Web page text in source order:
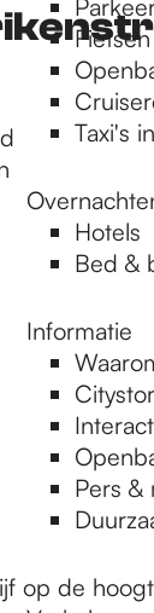
Taxi's
Hotels
Bed &
Informatie
Pers &
op de